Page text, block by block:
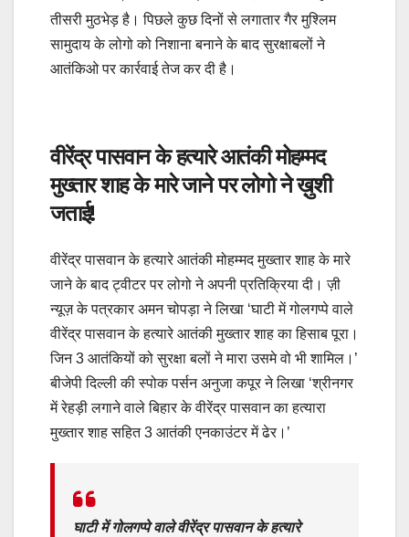
तीसरी मुठभेड़ है। पिछले कुछ दिनों से लगातार गैर मुश्लिम
सामुदाय के लोगो को निशाना बनाने के बाद सुरक्षाबलों ने
आतंकिओ पर कार्रवाई तेज कर दी है।
वीरेंद्र पासवान के हत्यारे आतंकी मोहम्मद
मुख्तार शाह के मारे जाने पर लोगो ने ख़ुशी
जताई!
वीरेंद्र पासवान के हत्यारे आतंकी मोहम्मद मुख्तार शाह के मारे
जाने के बाद ट्वीटर पर लोगो ने अपनी प्रतिक्रिया दी। ज़ी
न्यूज़ के पत्रकार अमन चोपड़ा ने लिखा ‘घाटी में गोलगप्पे वाले
वीरेंद्र पासवान के हत्यारे आतंकी मुख्तार शाह का हिसाब पूरा।
जिन 3 आतंकियों को सुरक्षा बलों ने मारा उसमे वो भी शामिल।’
बीजेपी दिल्ली की स्पोक पर्सन अनुजा कपूर ने लिखा ‘श्रीनगर
में रेहड़ी लगाने वाले बिहार के वीरेंद्र पासवान का हत्यारा
मुख्तार शाह सहित 3 आतंकी एनकाउंटर में ढेर।’
घाटी में गोलगप्पे वाले वीरेंद्र पासवान के हत्यारे